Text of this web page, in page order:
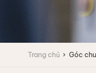
Lĩnh
Vì sao
Máy giặt vắt tốc
Máy giặt vắt tốc
Trang chủ Góc